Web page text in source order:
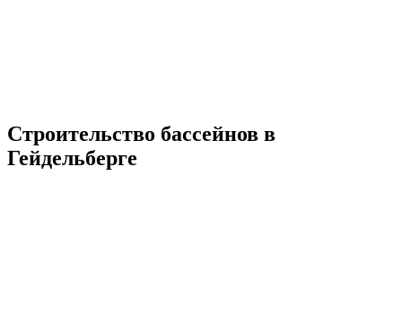
Строительство бассейнов в
Гейдельберге